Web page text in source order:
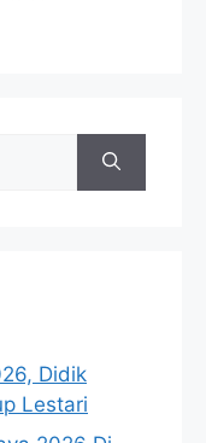
Didik
Lestari